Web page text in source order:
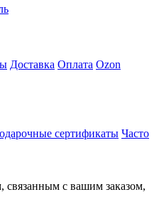
Доставка Оплата Ozon
сертификаты Часто
связанным с вашим заказом,